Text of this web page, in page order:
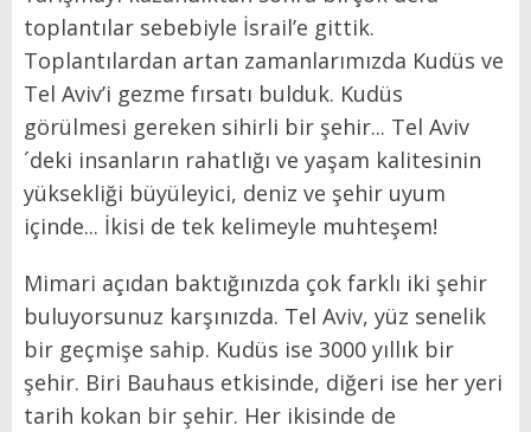
toplantılar sebebiyle İsrail’e gittik.
Toplantılardan artan zamanlarımızda Kudüs ve
Tel Aviv’i gezme fırsatı bulduk. Kudüs
görülmesi gereken sihirli bir şehir... Tel Aviv
´deki insanların rahatlığı ve yaşam kalitesinin
yüksekliği büyüleyici, deniz ve şehir uyum
içinde... İkisi de tek kelimeyle muhteşem!
Mimari açıdan baktığınızda çok farklı iki şehir
buluyorsunuz karşınızda. Tel Aviv, yüz senelik
bir geçmişe sahip. Kudüs ise 3000 yıllık bir
şehir. Biri Bauhaus etkisinde, diğeri ise her yeri
tarih kokan bir şehir. Her ikisinde de